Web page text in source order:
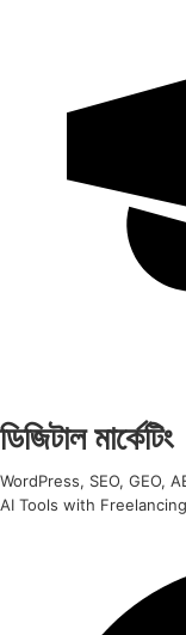
ডিজিটাল মার্কেটিং
WordPress, SEO, GEO,
AI Tools with Freelancing সহ